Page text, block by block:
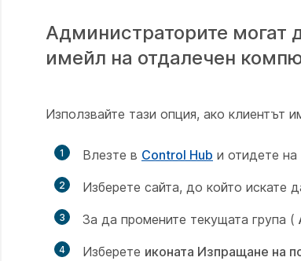
Администраторите могат
имейл на отдалечен
Използвайте тази опция, ако клиентът
1 Влезте в Control Hub и отидете на
2 Изберете сайта, до който искате
3 За да промените текущата група (
4 Изберете иконата Изпращане на